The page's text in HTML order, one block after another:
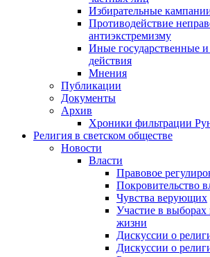
Избирательные
Противодействие
антиэкстремизму
Иные государственные
действия
Мнения
Публикации
Документы
Архив
Хроники фильтрации
Религия в светском обществе
Новости
Власти
Правовое
Покровительство
Чувства верующих
Участие в выборах
жизни
Дискуссии о
Дискуссии о